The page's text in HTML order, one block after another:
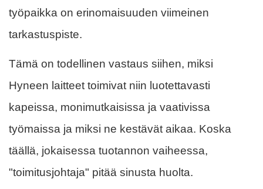
työpaikka on erinomaisuuden viimeinen
tarkastuspiste.
Tämä on todellinen vastaus siihen, miksi
Hyneen laitteet toimivat niin luotettavasti
kapeissa, monimutkaisissa ja vaativissa
työmaissa ja miksi ne kestävät aikaa. Koska
täällä, jokaisessa tuotannon vaiheessa,
"toimitusjohtaja" pitää sinusta huolta.